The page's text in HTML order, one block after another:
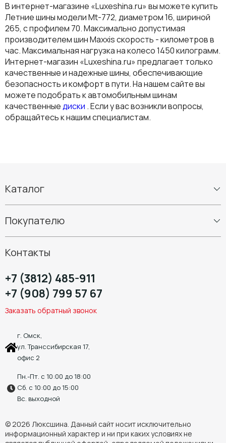
В интернет-магазине «Luxeshina.ru» вы можете купить
Летние шины модели Mt-772, диаметром 16, шириной
265, с профилем 70. Максимально допустимая
производителем шин Maxxis скорость - километров в
час. Максимальная нагрузка на колесо 1450 килограмм.
Интернет-магазин «Luxeshina.ru» предлагает только
качественные и надежные шины, обеспечивающие
безопасность и комфорт в пути. На нашем сайте вы
можете подобрать к автомобильным шинам
качественныедиски . Если у вас возникли вопросы,
обращайтесь к нашим специалистам.
Каталог
Диски
Шиномонтаж
Покупателю
Контакты
+7 (3812) 485-911
+7 (908) 799 57 67
Заказать обратный звонок
г. Омск,
ул. Транссибирская 17,
офис 2
Пн.-Пт. с 10:00 до 18:00
Сб. с 10:00 до 15:00
Вс. выходной
© 2026 Люксшина. Данный сайт носит исключительно
информационный характер и ни при каких условиях не